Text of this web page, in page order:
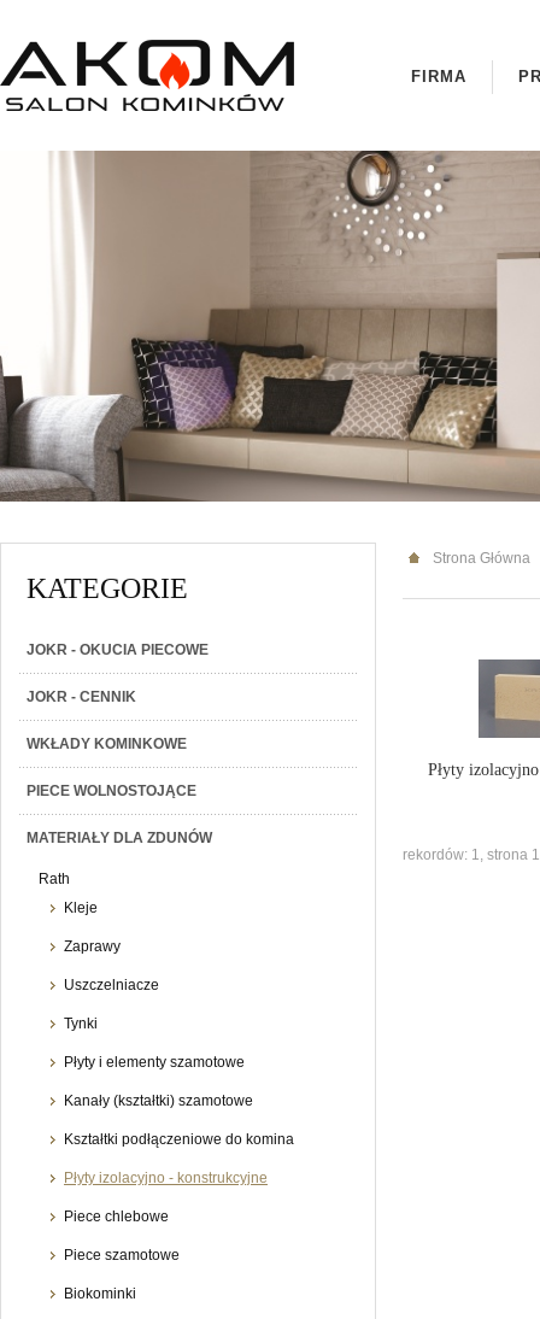
FIRMA
KATEGORIE
JOKR - OKUCIA PIECOWE
JOKR - CENNIK
WKŁADY KOMINKOWE
PIECE WOLNOSTOJĄCE
MATERIAŁY DLA ZDUNÓW
Rath
Kleje
Zaprawy
Uszczelniacze
Tynki
Płyty i elementy szamotowe
Kanały (kształtki) szamotowe
Kształtki podłączeniowe do komina
Płyty izolacyjno - konstrukcyjne
Piece chlebowe
Piece szamotowe
Biokominki
Strona Główna
Płyty
rekordów: 1, strona